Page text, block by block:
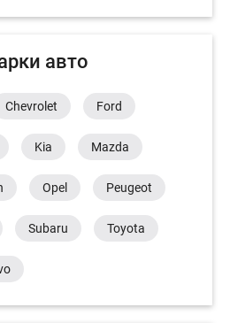
авто
Chevrolet Ford
Kia Mazda
Opel Peugeot
Subaru Toyota